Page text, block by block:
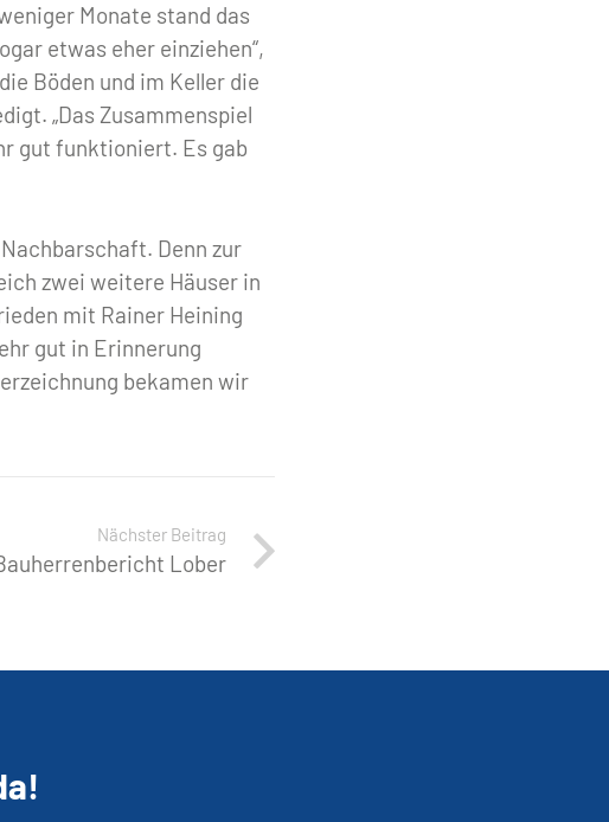
Monate stand das
etwas eher einziehen“,
Böden und im Keller die
„Das Zusammenspiel
gut funktioniert. Es gab
Denn zur
zwei weitere Häuser in
mit Rainer Heining
gut in Erinnerung
bekamen wir
Nächster Beitrag
Lober